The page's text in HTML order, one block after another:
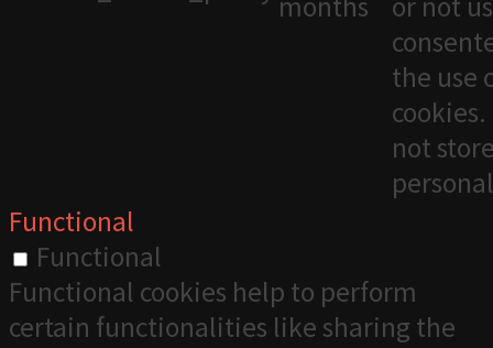
the use
not
Functional
Functional
Functional cookies help to perform
certain functionalities like sharing the